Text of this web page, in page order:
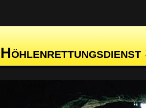
Höhlenrettungsdienst